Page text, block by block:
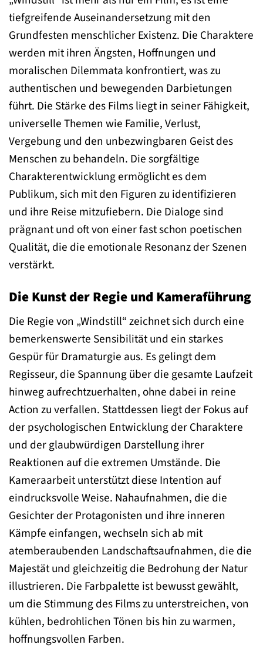
tiefgreifende Auseinandersetzung mit den
Grundfesten menschlicher Existenz. Die Charaktere
werden mit ihren Ängsten, Hoffnungen und
moralischen Dilemmata konfrontiert, was zu
authentischen und bewegenden Darbietungen
führt. Die Stärke des Films liegt in seiner Fähigkeit,
universelle Themen wie Familie, Verlust,
Vergebung und den unbezwingbaren Geist des
Menschen zu behandeln. Die sorgfältige
Charakterentwicklung ermöglicht es dem
Publikum, sich mit den Figuren zu identifizieren
und ihre Reise mitzufiebern. Die Dialoge sind
prägnant und oft von einer fast schon poetischen
Qualität, die die emotionale Resonanz der Szenen
verstärkt.
Die Kunst der Regie und Kameraführung
Die Regie von „Windstill“ zeichnet sich durch eine
bemerkenswerte Sensibilität und ein starkes
Gespür für Dramaturgie aus. Es gelingt dem
Regisseur, die Spannung über die gesamte Laufzeit
hinweg aufrechtzuerhalten, ohne dabei in reine
Action zu verfallen. Stattdessen liegt der Fokus auf
der psychologischen Entwicklung der Charaktere
und der glaubwürdigen Darstellung ihrer
Reaktionen auf die extremen Umstände. Die
Kameraarbeit unterstützt diese Intention auf
eindrucksvolle Weise. Nahaufnahmen, die die
Gesichter der Protagonisten und ihre inneren
Kämpfe einfangen, wechseln sich ab mit
atemberaubenden Landschaftsaufnahmen, die die
Majestät und gleichzeitig die Bedrohung der Natur
illustrieren. Die Farbpalette ist bewusst gewählt,
um die Stimmung des Films zu unterstreichen, von
kühlen, bedrohlichen Tönen bis hin zu warmen,
hoffnungsvollen Farben.